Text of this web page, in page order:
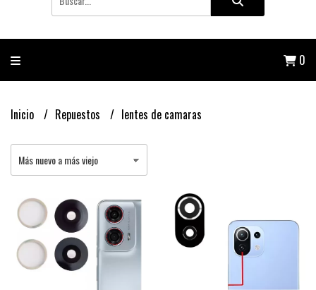
0
Inicio Repuestos lentes de camaras